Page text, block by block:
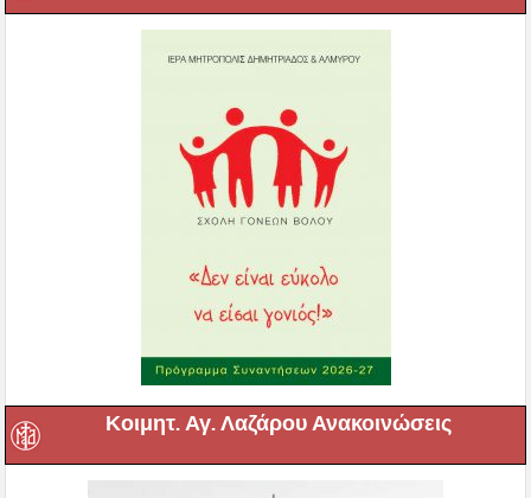
Κοιμητ. Αγ. Λαζάρου Ανακοινώσεις